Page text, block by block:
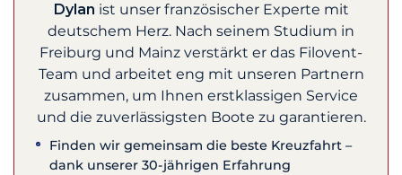
Dylan ist unser französischer Experte mit
deutschem Herz. Nach seinem Studium in
Freiburg und Mainz verstärkt er das Filovent-
Team und arbeitet eng mit unseren Partnern
zusammen, um Ihnen erstklassigen Service
und die zuverlässigsten Boote zu garantieren.
Finden wir gemeinsam die beste Kreuzfahrt –
dank unserer 30-jährigen Erfahrung